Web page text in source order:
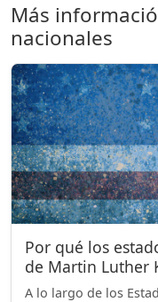
Más
nacionales
Por qué los
de Martin Luther
A lo largo de los